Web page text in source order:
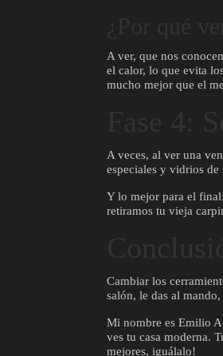
A ver, que nos
el calor, lo que evita
mucho mejor que el
A veces, al ver una
especiales y vidrios
Y lo mejor para el
retiramos tu vieja
Cambiar los
salón, le das al
Mi nombre es Emilio
ves tu casa moderna.
mejores, iguálalo!